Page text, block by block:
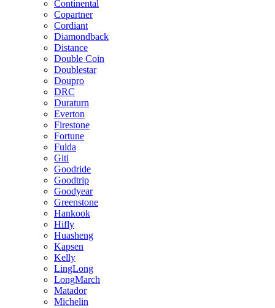
Continental
Copartner
Cordiant
Diamondback
Distance
Double Coin
Doublestar
Doupro
DRC
Duraturn
Everton
Firestone
Fortune
Fulda
Giti
Goodride
Goodtrip
Goodyear
Greenstone
Hankook
Hifly
Huasheng
Kapsen
Kelly
LingLong
LongMarch
Matador
Michelin